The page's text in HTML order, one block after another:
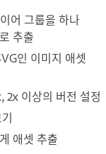
어 그룹을 하나
추출
인 이미지 애셋
2x 이상의 버전 설정
애셋 추출